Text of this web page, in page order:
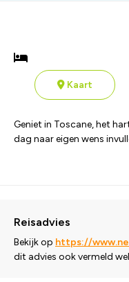
Kaart
Geniet in Toscane, het
dag naar eigen wens
Reisadvies
Bekijk op https://
dit advies ook vermeld